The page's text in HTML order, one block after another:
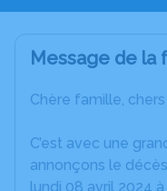
Message de la
Chère famille, chers
C’est avec une
annonçons le
lundi 08 avril 2024